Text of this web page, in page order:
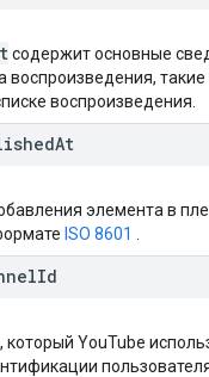
содержит основные
воспроизведения, такие
воспроизведения.
At
элемента в
ISO 8601
Id
YouTube